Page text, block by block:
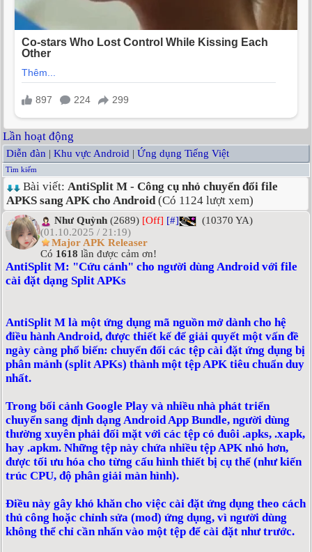
Lần hoạt động
Diễn đàn | Khu vực Android | Ứng dụng Tiếng Việt
Tìm kiếm
Bài viết: AntiSplit M - Công cụ nhỏ chuyển đổi file
APKS sang APK cho Android(Có 1124 lượt xem)
Như Quỳnh (2689) [Off] [#]
(10370 YA)
(01.10.2025 / 21:19)
Major APK Releaser
Có 1618 lần được cảm ơn!
AntiSplit M: "Cứu cánh" cho người dùng Android với file
cài đặt dạng Split APKs
AntiSplit M là một ứng dụng mã nguồn mở dành cho hệ
điều hành Android, được thiết kế để giải quyết một vấn đề
ngày càng phổ biến: chuyển đổi các tệp cài đặt ứng dụng bị
phân mảnh (split APKs) thành một tệp APK tiêu chuẩn duy
nhất.
Trong bối cảnh Google Play và nhiều nhà phát triển
chuyển sang định dạng Android App Bundle, người dùng
thường xuyên phải đối mặt với các tệp có đuôi .apks, .xapk,
hay .apkm. Những tệp này chứa nhiều tệp APK nhỏ hơn,
được tối ưu hóa cho từng cấu hình thiết bị cụ thể (như kiến
trúc CPU, độ phân giải màn hình).
Điều này gây khó khăn cho việc cài đặt ứng dụng theo cách
thủ công hoặc chỉnh sửa (mod) ứng dụng, vì người dùng
không thể chỉ cần nhấn vào một tệp để cài đặt như trước.